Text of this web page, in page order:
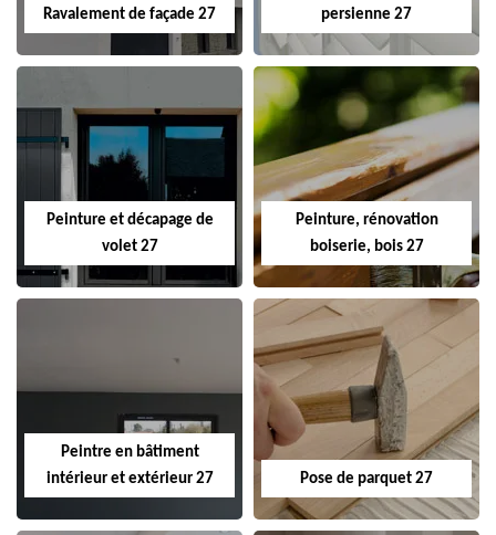
Ravalement de façade 27
persienne 27
Peinture et décapage de
volet 27
Peinture, rénovation
boiserie, bois 27
Peintre en bâtiment
intérieur et extérieur 27
Pose de parquet 27